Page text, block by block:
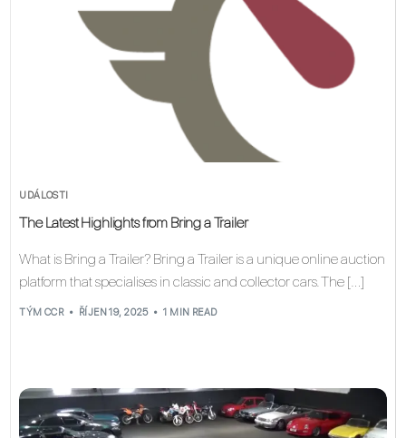
UDÁLOSTI
The Latest Highlights from Bring a Trailer
What is Bring a Trailer? Bring a Trailer is a unique online auction
platform that specialises in classic and collector cars. The […]
TÝM CCR ŘÍJEN 19, 2025 1 MIN READ